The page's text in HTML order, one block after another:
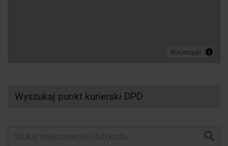
Wyszukaj punkt kurierski DPD